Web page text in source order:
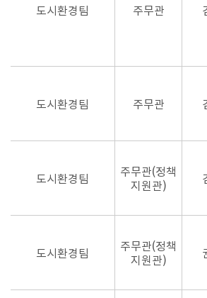
도시환경팀 주무관
도시환경팀 주무관
도시환경팀
주무관(정책
지원관)
도시환경팀
주무관(정책
지원관)